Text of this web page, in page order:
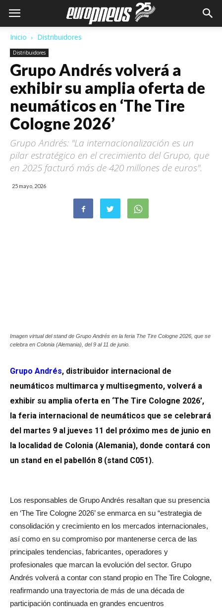
Inicio Distribuidores
Distribuidores
Grupo Andrés volverá a
exhibir su amplia oferta de
neumáticos en ‘The Tire
Cologne 2026’
Grupo Andrés: "La internacionalización es un
pilar estratégico en el crecimiento del Grupo, que
en 2025 facturó más de 420 millones de euros".
25 mayo, 2026
Imagen virtual del stand de Grupo Andrés en la feria The Tire Cologne 2026, que se
celebra en Colonia (Alemania), del 9 al 11 de junio.
Grupo Andrés, distribuidor internacional de
neumáticos multimarca y multisegmento, volverá a
exhibir su amplia oferta en ‘The Tire Cologne 2026’,
la feria internacional de neumáticos que se celebrará
del martes 9 al jueves 11 del próximo mes de junio en
la localidad de Colonia (Alemania), donde contará con
un stand en el pabellón 8 (stand C051).
Los responsables de Grupo Andrés resaltan que su presencia
en ‘The Tire Cologne 2026’ se enmarca en su “estrategia de
consolidación y crecimiento en los mercados internacionales,
así como en su compromiso por mantenerse cerca de las
principales tendencias, fabricantes, operadores y
profesionales que marcan la evolución del sector. Grupo
Andrés volverá a contar con stand propio en The Tire Cologne,
reafirmando una trayectoria de más de una década de
participación continuada en grandes encuentros